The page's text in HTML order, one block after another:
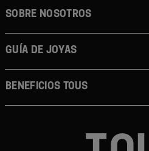
SOBRE NOSOTROS
GUÍA DE JOYAS
BENEFICIOS TOUS